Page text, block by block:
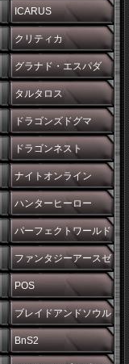
ICARUS
クリティカ
グラナド・エスパダ
タルタロス
ドラゴンズドグマ
ドラゴンネスト
ナイトオンライン
ハンターヒーロー
パーフェクトワールド
ファンタジーアースゼ
ロ
POS
ブレイドアンドソウル
BnS2